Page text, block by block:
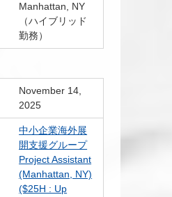
Manhattan, NY
（ハイブリッド
勤務）
November 14,
2025
中小企業海外展
開支援グループ
Project Assistant
(Manhattan, NY)
($25H : Up